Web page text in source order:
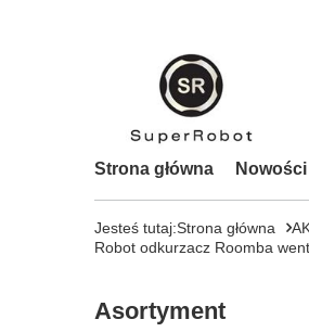
Strona główna Nowości
Jesteś tutaj:Strona główna
Robot odkurzacz Roomba
Asortyment